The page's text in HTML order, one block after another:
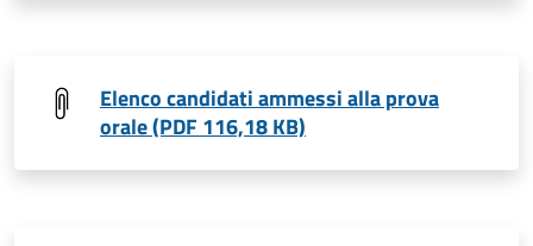
Elenco candidati ammessi alla prova
orale (PDF 116,18 KB)